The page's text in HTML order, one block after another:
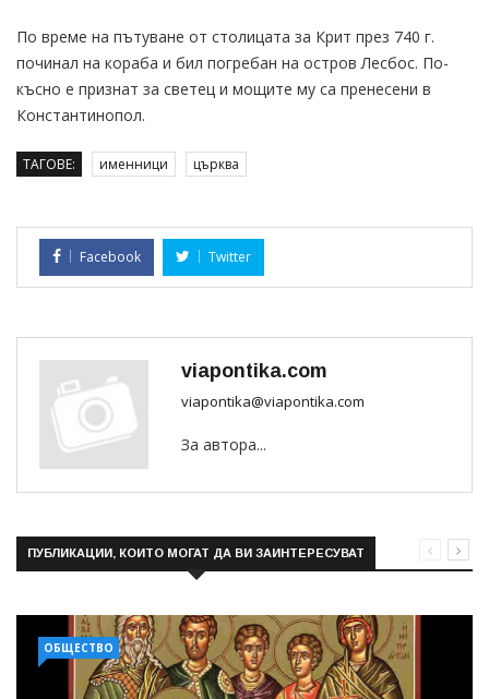
По време на пътуване от столицата за Крит през 740 г.
починал на кораба и бил погребан на остров Лесбос. По-
късно е признат за светец и мощите му са пренесени в
Константинопол.
ТАГОВЕ: именници църква
Facebook Twitter
viapontika.com
viapontika@viapontika.com
За автора...
ПУБЛИКАЦИИ, КОИТО МОГАТ ДА ВИ ЗАИНТЕРЕСУВАТ
ОБЩЕСТВО